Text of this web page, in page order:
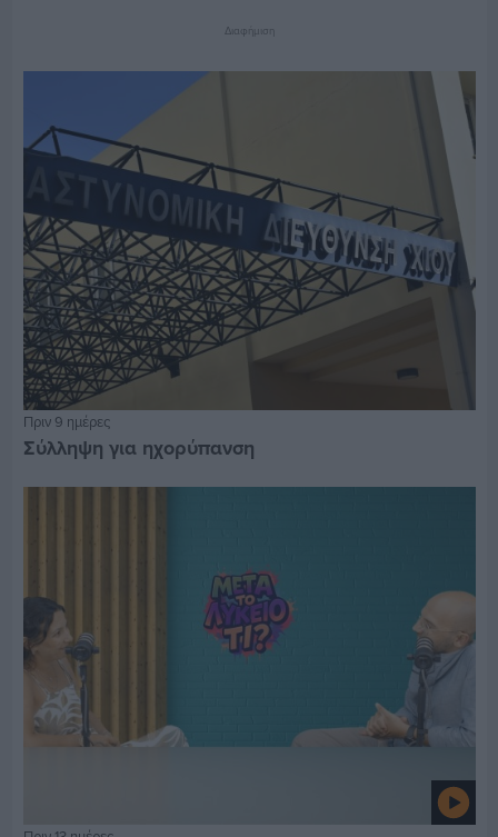
Διαφήμιση
Πριν 9 ημέρες
Σύλληψη για ηχορύπανση